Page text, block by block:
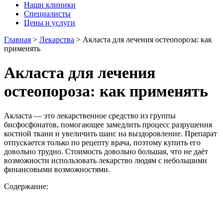
Наши клиники
Специалисты
Цены и услуги
Главная > Лекарства > Акласта для лечения остеопороза: как
применять
Акласта для лечения
остеопороза: как применять
Акласта — это лекарственное средство из группы
бисфосфонатов, помогающее замедлить процесс разрушения
костной ткани и увеличить шанс на выздоровление. Препарат
отпускается только по рецепту врача, поэтому купить его
довольно трудно. Стоимость довольно большая, что не даёт
возможности использовать лекарство людям с небольшими
финансовыми возможностями.
Содержание: